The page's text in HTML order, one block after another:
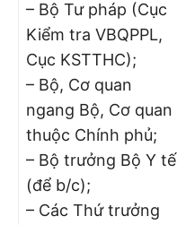
– Bộ Tư pháp (Cục
Kiểm tra VBQPPL,
Cục KSTTHC);
– Bộ, Cơ quan
ngang Bộ, Cơ quan
thuộc Chính phủ;
– Bộ trưởng Bộ Y tế
(để b/c);
– Các Thứ trưởng